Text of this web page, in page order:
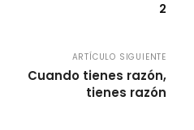
2
ARTÍCULO SIGUIENTE
Cuando tienes razón,
tienes razón